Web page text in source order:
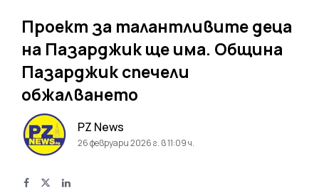
Проект за талантливите деца
на Пазарджик ще има. Община
Пазарджик спечели
обжалването
PZ News
26 февруари 2026 г. в 11:09 ч.